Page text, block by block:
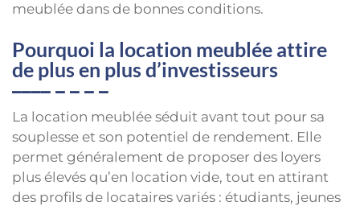
meublée dans de bonnes conditions.
Pourquoi la location meublée attire
de plus en plus d’investisseurs
La location meublée séduit avant tout pour sa
souplesse et son potentiel de rendement. Elle
permet généralement de proposer des loyers
plus élevés qu’en location vide, tout en attirant
des profils de locataires variés : étudiants, jeunes